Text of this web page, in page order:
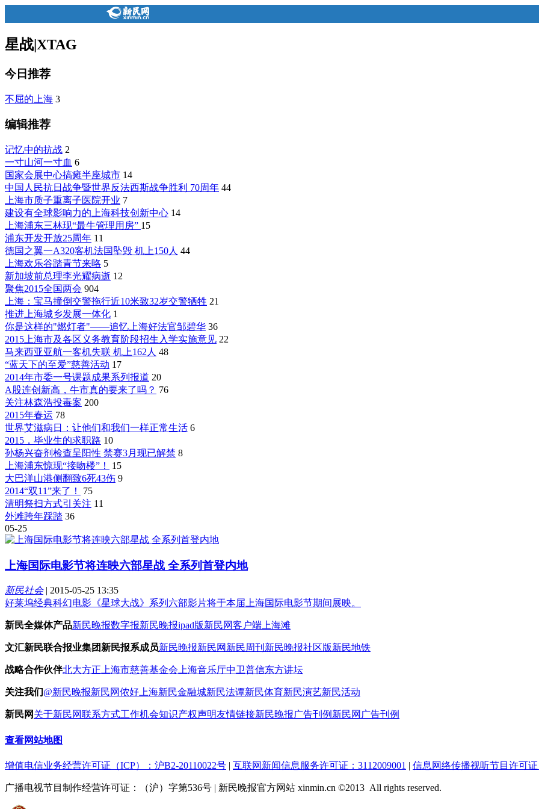
星战|XTAG
今日推荐
不屈的上海 3
编辑推荐
记忆中的抗战 2
一寸山河一寸血 6
国家会展中心搞瘫半座城市 14
中国人民抗日战争暨世界反法西斯战争胜利 70周年 44
上海市质子重离子医院开业 7
建设有全球影响力的上海科技创新中心 14
上海浦东三林现“最牛管理用房” 15
浦东开发开放25周年 11
德国之翼一A320客机法国坠毁 机上150人 44
上海欢乐谷踏青节来咯 5
新加坡前总理李光耀病逝 12
聚焦2015全国两会 904
上海：宝马撞倒交警拖行近10米致32岁交警牺牲 21
推进上海城乡发展一体化 1
你是这样的"燃灯者"——追忆上海好法官邹碧华 36
2015上海市及各区义务教育阶段招生入学实施意见 22
马来西亚亚航一客机失联 机上162人 48
“蓝天下的至爱”慈善活动 17
2014年市委一号课题成果系列报道 20
A股连创新高，牛市真的要来了吗？ 76
关注林森浩投毒案 200
2015年春运 78
世界艾滋病日：让他们和我们一样正常生活 6
2015，毕业生的求职路 10
孙杨兴奋剂检查呈阳性 禁赛3月现已解禁 8
上海浦东惊现“接吻楼”！
15
大巴洋山港侧翻致6死43伤 9
2014“双11”来了！
75
清明祭扫方式引关注 11
外滩跨年踩踏 36
05-25
上海国际电影节将连映六部星战 全系列首登内地
新民社会| 2015-05-25 13:35
好莱坞经典科幻电影《星球大战》系列六部影片将于本届上海国际电影节期间展映。
新民全媒体产品新民晚报数字报新民晚报ipad版新民网客户端上海滩
文汇新民联合报业集团新民报系成员新民晚报新民网 新民周刊 新民晚报社区版新民地铁
战略合作伙伴北大方正上海市慈善基金会上海音乐厅中卫普信东方讲坛
关注我们@新民晚报新民网侬好上海新民金融城新民法谭新民体育新民演艺新民活动
新民网关于新民网联系方式工作机会知识产权声明友情链接新民晚报广告刊例 新民网广告刊例
查看网站地图
增值电信业务经营许可证（ICP）：沪B2-20110022号 | 互联网新闻信息服务许可证：3112009001 | 信息网络传播视听节目许可证
广播电视节目制作经营许可证：（沪）字第536号 | 新民晚报官方网站 xinmin.cn ©2013 All rights reserved.